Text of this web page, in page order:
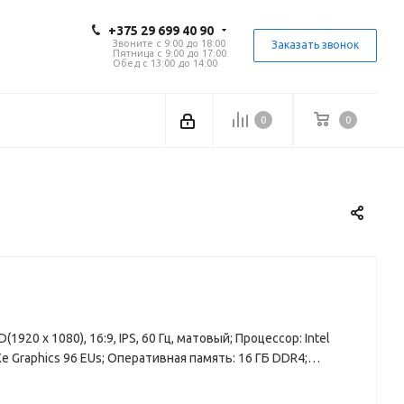
+375 29 699 40 90
Звоните с 9:00 до 18:00
Пятница с 9:00 до 17:00
Обед с 13:00 до 14:00
Заказать звонок
0 0
x 1080), 16:9, IPS, 60 Гц, матовый; Процессор: Intel
Graphics 96 EUs; Оперативная память: 16 ГБ DDR4;
система: без ОС; Wi-Fi 6E; Bluetooth 5.3; Разъемы: 2